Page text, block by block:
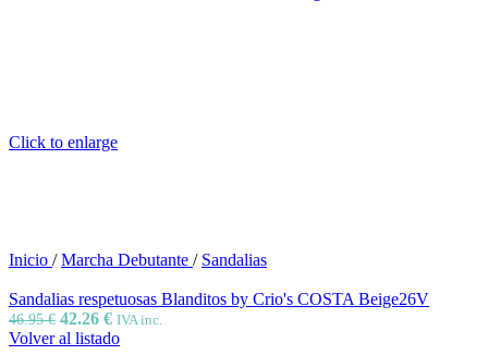
Click to enlarge
Inicio / Marcha Debutante / Sandalias
Sandalias respetuosas Blanditos by Crio's COSTA Beige26V
46.95€ 42.26 € IVA inc.
Volver al listado